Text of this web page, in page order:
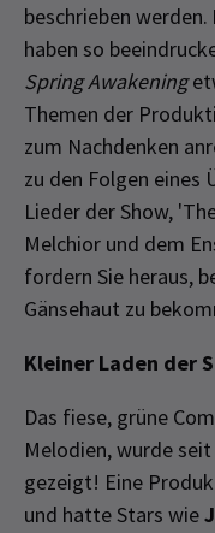
beschrieben werden.
haben so
Spring Awakening
Themen der
zum Nachdenken
zu den Folgen eines
Lieder der Show,
Melchior und dem
fordern Sie heraus,
Gänsehaut zu
Kleiner Laden der
Das fiese, grüne
Melodien, wurde
gezeigt! Eine
und hatte Stars wie